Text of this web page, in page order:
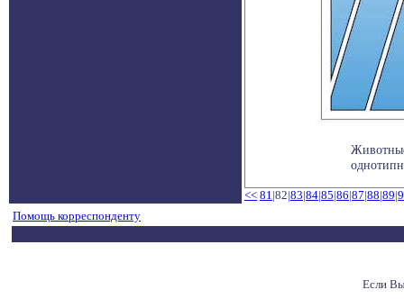
<< 81|82|83|84|85|86|87|88|89|
Помощь корреспонденту
Если